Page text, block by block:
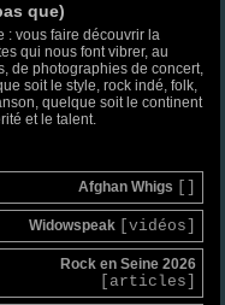
que)
: vous faire découvrir la
qui nous font vibrer, au
de photographies de concert,
soit le style, rock indé, folk,
quelque soit le continent
et le talent.
Afghan Whigs
Widowspeak [vidéos]
Rock en Seine 2026
[articles]